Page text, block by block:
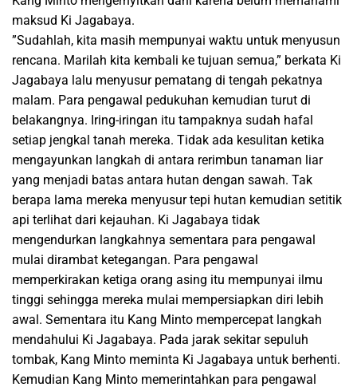
maksud Ki Jagabaya.
”Sudahlah, kita masih mempunyai waktu untuk menyusun
rencana. Marilah kita kembali ke tujuan semua,” berkata Ki
Jagabaya lalu menyusur pematang di tengah pekatnya
malam. Para pengawal pedukuhan kemudian turut di
belakangnya. Iring-iringan itu tampaknya sudah hafal
setiap jengkal tanah mereka. Tidak ada kesulitan ketika
mengayunkan langkah di antara rerimbun tanaman liar
yang menjadi batas antara hutan dengan sawah. Tak
berapa lama mereka menyusur tepi hutan kemudian setitik
api terlihat dari kejauhan. Ki Jagabaya tidak
mengendurkan langkahnya sementara para pengawal
mulai dirambat ketegangan. Para pengawal
memperkirakan ketiga orang asing itu mempunyai ilmu
tinggi sehingga mereka mulai mempersiapkan diri lebih
awal. Sementara itu Kang Minto mempercepat langkah
mendahului Ki Jagabaya. Pada jarak sekitar sepuluh
tombak, Kang Minto meminta Ki Jagabaya untuk berhenti.
Kemudian Kang Minto memerintahkan para pengawal